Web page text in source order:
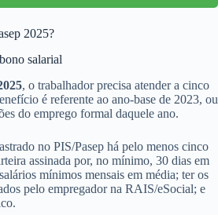
2025?
salarial
, o trabalhador precisa atender a cinco
é referente ao ano-base de 2023, ou
do emprego formal daquele ano.
no PIS/Pasep há pelo menos cinco
assinada por, no mínimo, 30 dias em
mínimos mensais em média; ter os
pelo empregador na RAIS/eSocial; e